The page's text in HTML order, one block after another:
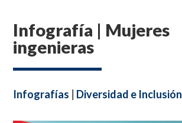
Infografía | Mujeres
ingenieras
Infografías Diversidad e Inclusión